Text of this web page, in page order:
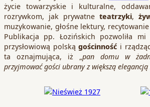
życie towarzyskie i kulturalne,
rozrywkom, jak prywatne teatrzyki,
muzykowanie, głośne lektury,
Publikacja pp. Łozińskich pozwoliła
przysłowiową polskągościnność i
ta oznajmująca, iż „ pan domu w
przyjmować gości ubrany z większą